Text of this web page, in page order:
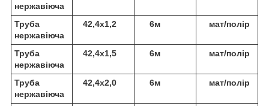
нержавіюча
Труба
нержавіюча
42,4х1,2 6м мат/полір
Труба
нержавіюча
42,4х1,5 6м мат/полір
Труба
нержавіюча
42,4х2,0 6м мат/полір